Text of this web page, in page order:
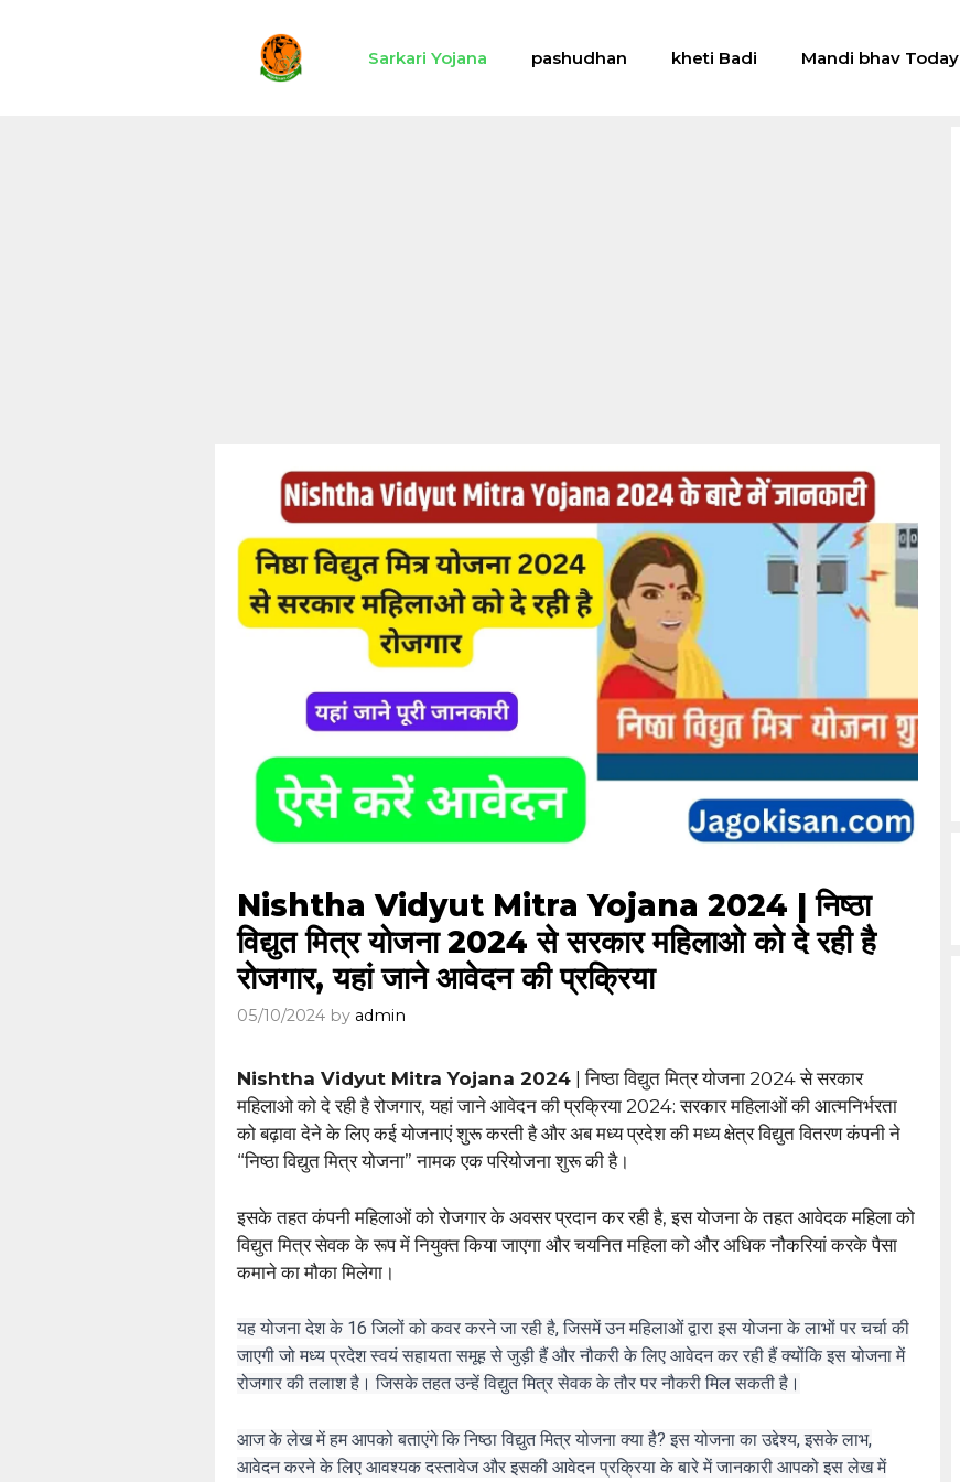
Sarkari Yojana pashudhan kheti Badi Mandi bhav Today
Nishtha Vidyut Mitra Yojana 2024 | निष्ठा
विद्युत मित्र योजना 2024 से सरकार महिलाओ को दे रही है
रोजगार, यहां जाने आवेदन की प्रक्रिया
05/10/2024 by admin
Nishtha Vidyut Mitra Yojana 2024| निष्ठा विद्युत मित्र योजना 2024 से सरकार
महिलाओ को दे रही है रोजगार, यहां जाने आवेदन की प्रक्रिया 2024: सरकार महिलाओं की आत्मनिर्भरता
को बढ़ावा देने के लिए कई योजनाएं शुरू करती है और अब मध्य प्रदेश की मध्य क्षेत्र विद्युत वितरण कंपनी ने
“निष्ठा विद्युत मित्र योजना” नामक एक परियोजना शुरू की है।
इसके तहत कंपनी महिलाओं को रोजगार के अवसर प्रदान कर रही है, इस योजना के तहत आवेदक महिला को
विद्युत मित्र सेवक के रूप में नियुक्त किया जाएगा और चयनित महिला को और अधिक नौकरियां करके पैसा
कमाने का मौका मिलेगा।
यह योजना देश के 16 जिलों को कवर करने जा रही है, जिसमें उन महिलाओं द्वारा इस योजना के लाभों पर चर्चा की
जाएगी जो मध्य प्रदेश स्वयं सहायता समूह से जुड़ी हैं और नौकरी के लिए आवेदन कर रही हैं क्योंकि इस योजना में
रोजगार की तलाश है। जिसके तहत उन्हें विद्युत मित्र सेवक के तौर पर नौकरी मिल सकती है।
आज के लेख में हम आपको बताएंगे कि निष्ठा विद्युत मित्र योजना क्या है? इस योजना का उद्देश्य, इसके लाभ,
आवेदन करने के लिए आवश्यक दस्तावेज और इसकी आवेदन प्रक्रिया के बारे में जानकारी आपको इस लेख में